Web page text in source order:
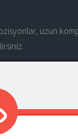
uzun